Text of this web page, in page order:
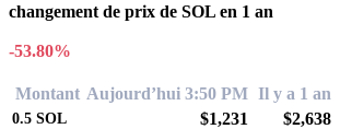
changement de prix de SOL en 1 an
-53.80%
Montant Aujourd’hui 3:50 PM Il y a 1 an
0.5 SOL $1,231 $2,638